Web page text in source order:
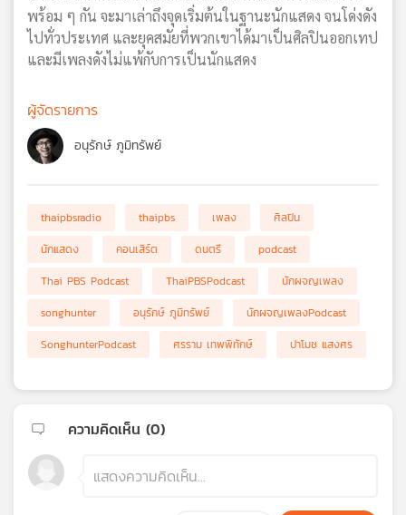
พร้อม ๆ กัน จะมาเล่าถึงจุดเริ่มต้นในฐานะนักแสดง จนโด่งดัง
ไปทั่วประเทศ และยุคสมัยที่พวกเขาได้มาเป็นศิลปินออกเทป
และมีเพลงดังไม่แพ้กับการเป็นนักแสดง
ผู้จัดรายการ
อนุรักษ์ ภูมิทรัพย์
thaipbsradio thaipbs เพลง
ศิลปิน
นักแสดง
คอนเสิร์ต ดนตรี
podcast
Thai PBS Podcast
ThaiPBSPodcast
นักผจญเพลง
songhunter
อนุรักษ์ ภูมิทรัพย์
นักผจญเพลงPodcast
SonghunterPodcast
ศรราม เทพพิทักษ์ ปาโมช แสงศร
ความคิดเห็น (0)